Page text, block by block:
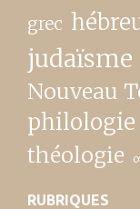
grec
judaïsme
Nouveau
philologie
théologie
RUBRIQUES